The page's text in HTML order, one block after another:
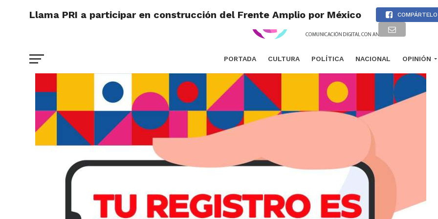
PORTADA CULTURA POLÍTICA NACIONAL OPINIÓN
Llama PRI a participar en construcción del Frente Amplio por México COMPÁRTELO